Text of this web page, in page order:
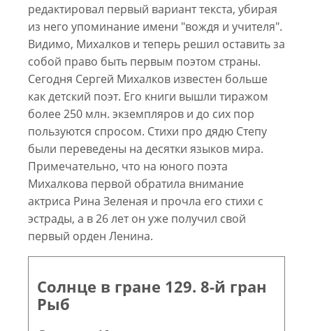
редактировал первый вариант текста, убирая
из него упоминание имени "вождя и учителя".
Видимо, Михалков и теперь решил оставить за
собой право быть первым поэтом страны.
Сегодня Сергей Михалков известен больше
как детский поэт. Его книги вышли тиражом
более 250 млн. экземпляров и до сих пор
пользуются спросом. Стихи про дядю Степу
были переведены на десятки языков мира.
Примечательно, что на юного поэта
Михалкова первой обратила внимание
актриса Рина Зеленая и прочла его стихи с
эстрады, а в 26 лет он уже получил свой
первый орден Ленина.
Солнце в гране 129. 8-й гран
Рыб